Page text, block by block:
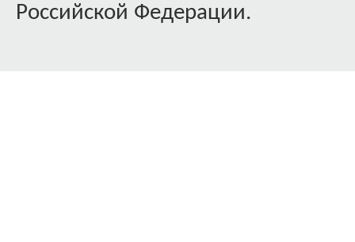
Российской Федерации.